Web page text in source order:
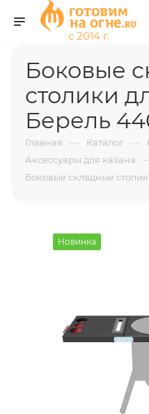
Боковые
столики
Берель
Главная — Каталог —
Аксессуары для казана
Боковые складные
Новинка